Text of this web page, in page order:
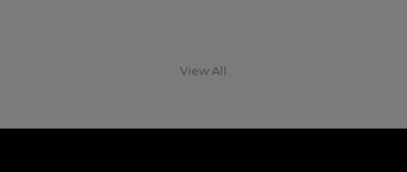
View All